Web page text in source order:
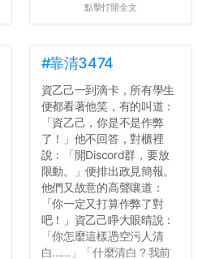
點擊打開全文
#靠清3474
資乙己一到滴卡，所有學生
便都看著他笑，有的叫道：
「資乙己，你是不是作弊
了！」他不回答，對櫃裡
說：「開Discord群，要放
限動。」便排出政見簡報。
他們又故意的高聲嚷道：
「你一定又打算作弊了對
吧！」資乙己睜大眼晴說：
「你怎麼這樣憑空污人清
白......」「什麼清白？我前